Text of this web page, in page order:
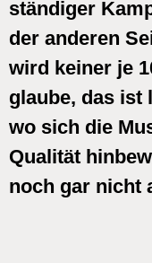
ständiger
der anderen
wird keiner je
glaube, das ist
wo sich die
Qualität
noch gar nicht